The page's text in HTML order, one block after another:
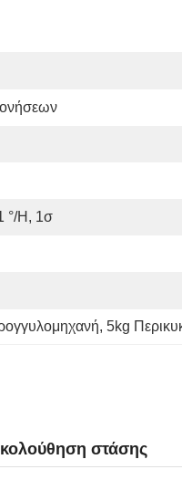
°/h, 1σ
, 5kg
στάσης